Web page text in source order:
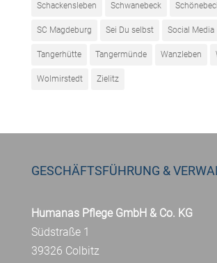
Schackensleben Schwanebeck
SC Magdeburg Sei Du selbst Social Media
Tangerhütte Tangermünde Wanzleben
Wolmirstedt Zielitz
GESCHÄFTSFÜHRUNG &
Humanas Pflege GmbH & Co. KG
Südstraße 1
39326 Colbitz